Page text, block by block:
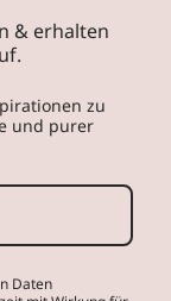
& erhalten
zu
und purer
Daten